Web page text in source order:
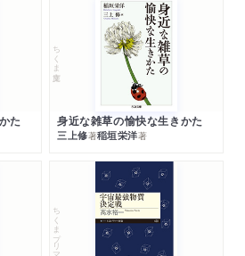
た
ちくま文庫
身近な雑草の愉快な生きかた
三上修著稲垣栄洋著
ちくまプリマー新書